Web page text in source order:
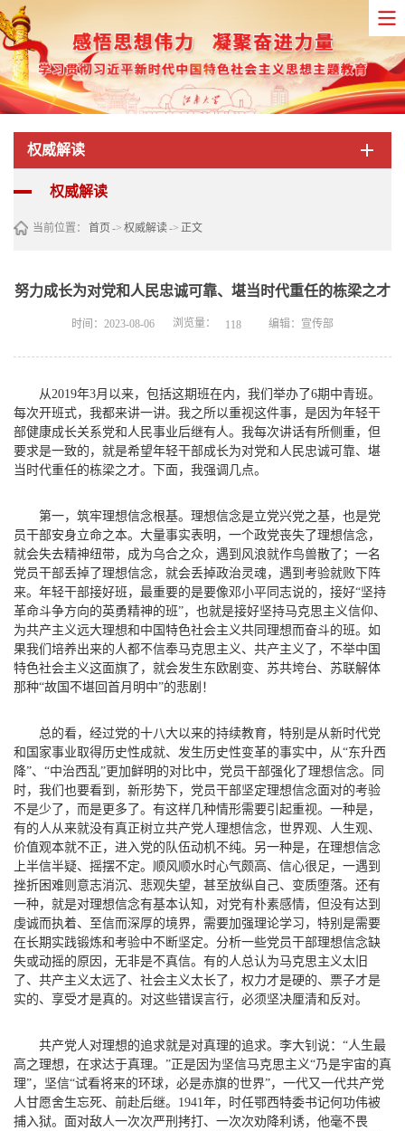
权威解读
权威解读
当前位置： 首页 -> 权威解读-> 正文
努力成长为对党和人民忠诚可靠、堪当时代重任的栋梁之才
时间：2023-08-06 浏览量： 118 编辑：宣传部
从2019年3月以来，包括这期班在内，我们举办了6期中青班。
每次开班式，我都来讲一讲。我之所以重视这件事，是因为年轻干
部健康成长关系党和人民事业后继有人。我每次讲话有所侧重，但
要求是一致的，就是希望年轻干部成长为对党和人民忠诚可靠、堪
当时代重任的栋梁之才。下面，我强调几点。
第一，筑牢理想信念根基。 理想信念是立党兴党之基，也是党
员干部安身立命之本。大量事实表明，一个政党丧失了理想信念，
就会失去精神纽带，成为乌合之众，遇到风浪就作鸟兽散了；一名
党员干部丢掉了理想信念，就会丢掉政治灵魂，遇到考验就败下阵
来。年轻干部接好班，最重要的是要像邓小平同志说的，接好“坚持
革命斗争方向的英勇精神的班”，也就是接好坚持马克思主义信仰、
为共产主义远大理想和中国特色社会主义共同理想而奋斗的班。如
果我们培养出来的人都不信奉马克思主义、共产主义了，不举中国
特色社会主义这面旗了，就会发生东欧剧变、苏共垮台、苏联解体
那种“故国不堪回首月明中”的悲剧！
总的看，经过党的十八大以来的持续教育，特别是从新时代党
和国家事业取得历史性成就、发生历史性变革的事实中，从“东升西
降”、“中治西乱”更加鲜明的对比中，党员干部强化了理想信念。同
时，我们也要看到，新形势下，党员干部坚定理想信念面对的考验
不是少了，而是更多了。有这样几种情形需要引起重视。一种是，
有的人从来就没有真正树立共产党人理想信念，世界观、人生观、
价值观本就不正，进入党的队伍动机不纯。另一种是，在理想信念
上半信半疑、摇摆不定。顺风顺水时心气颇高、信心很足，一遇到
挫折困难则意志消沉、悲观失望，甚至放纵自己、变质堕落。还有
一种，就是对理想信念有基本认知，对党有朴素感情，但没有达到
虔诚而执着、至信而深厚的境界，需要加强理论学习，特别是需要
在长期实践锻炼和考验中不断坚定。分析一些党员干部理想信念缺
失或动摇的原因，无非是不真信。有的人总认为马克思主义太旧
了、共产主义太远了、社会主义太长了，权力才是硬的、票子才是
实的、享受才是真的。对这些错误言行，必须坚决厘清和反对。
共产党人对理想的追求就是对真理的追求。李大钊说：“人生最
高之理想，在求达于真理。”正是因为坚信马克思主义“乃是宇宙的真
理”，坚信“试看将来的环球，必是赤旗的世界”，一代又一代共产党
人甘愿舍生忘死、前赴后继。1941年，时任鄂西特委书记何功伟被
捕入狱。面对敌人一次次严刑拷打、一次次劝降利诱，他毫不畏